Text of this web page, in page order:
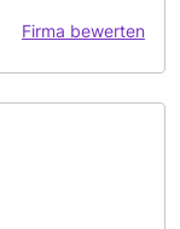
Firma bewerten